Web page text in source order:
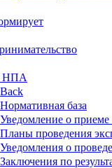
НПА
Back
Нормативная база
Уведомление о
Планы проведения
Уведомления о
Заключения по